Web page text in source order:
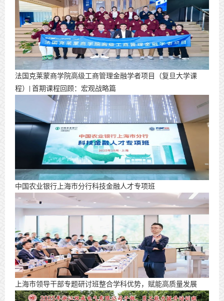
法国克莱蒙商学院高级工商管理金融学者项目（复旦大学课
程）| 首期课程回顾：宏观战略篇
中国农业银行上海市分行科技金融人才专项班
上海市领导干部专题研讨班整合学科优势，赋能高质量发展